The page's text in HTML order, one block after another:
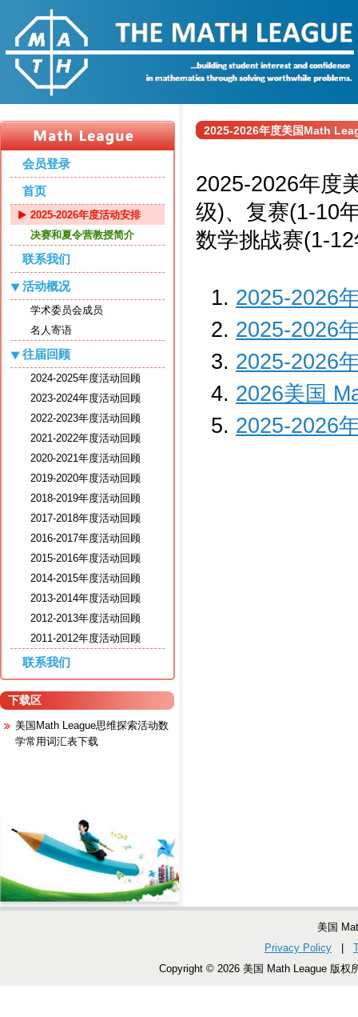
会员登录
首页
2025-2026年度活动安排
决赛和夏令营教授简介
联系我们
活动概况
学术委员会成员
名人寄语
往届回顾
2024-2025年度活动回顾
2023-2024年度活动回顾
2022-2023年度活动回顾
2021-2022年度活动回顾
2020-2021年度活动回顾
2019-2020年度活动回顾
2018-2019年度活动回顾
2017-2018年度活动回顾
2016-2017年度活动回顾
2015-2016年度活动回顾
2014-2015年度活动回顾
2013-2014年度活动回顾
2012-2013年度活动回顾
2011-2012年度活动回顾
联系我们
下载区
美国Math League思维探索活动数
学常用词汇表下载
2025-2026年度美国Math
2025-2026年度
级)、复赛(1-10
数学挑战赛(1-
2025-2026
2025-2026
2025-2026
2026美国
2025-2026
美国
Privacy Policy
Copyright © 2026 美国 Math League 版